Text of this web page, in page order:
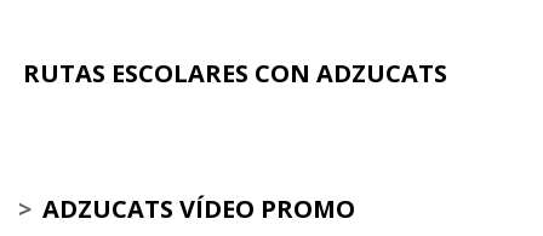
RUTAS ESCOLARES CON ADZUCATS
> ADZUCATS VÍDEO PROMO